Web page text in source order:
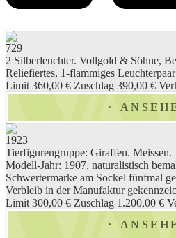
729
2 Silberleuchter. Vollgold & Söhne,
Reliefiertes, 1-flammiges
Limit 360,00 € Zuschlag 390,00 €
1923
Tierfigurengruppe: Giraffen. Meissen.
Modell-Jahr: 1907, naturalistisch
Schwertermarke am Sockel fünfmal
Verbleib in der Manufaktur
Limit 300,00 € Zuschlag 1.200,00 €